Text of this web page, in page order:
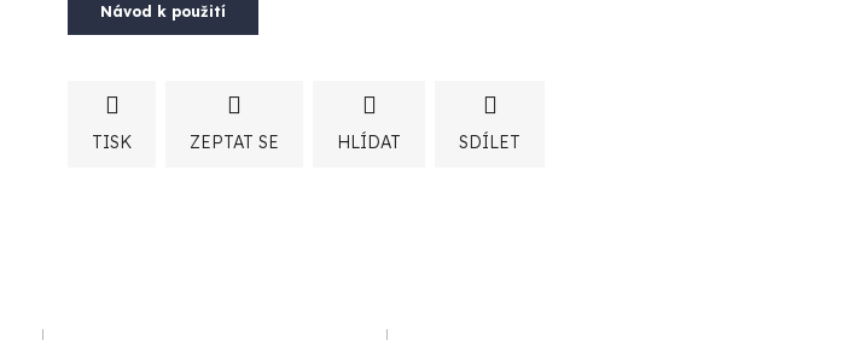
Návod k použití
TISK ZEPTAT SE HLÍDAT SDÍLET